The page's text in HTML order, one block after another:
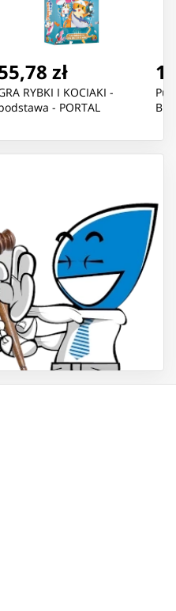
zł
RYBKI I KOCIAKI -
- PORTAL